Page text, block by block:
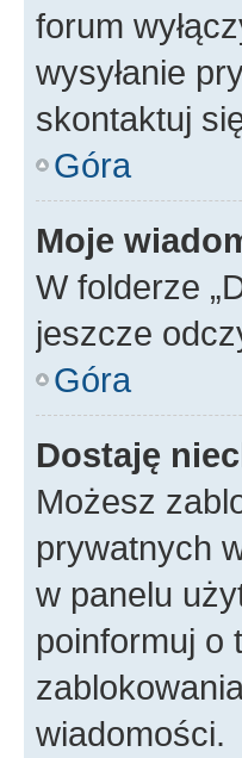
forum
wysyłanie
skontaktuj
Góra
Moje
W folderze
jeszcze
Góra
Dostaję
Możesz
prywatnych
w panelu
poinformuj o
wiadomości.